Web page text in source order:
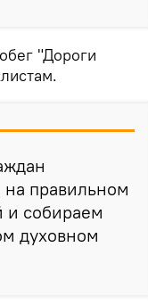
"Дороги
на правильном
собираем
духовном